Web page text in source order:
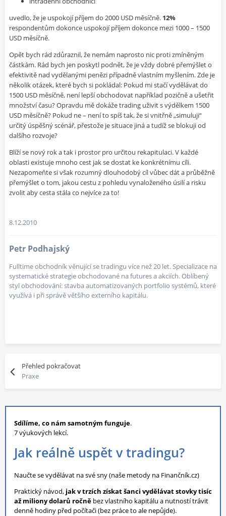
uvedlo, že je uspokojí příjem do 2000 USD měsíčně. 12%
respondentům dokonce uspokojí příjem dokonce mezi 1000 – 1500
USD měsíčně.
Opět bych rád zdůraznil, že nemám naprosto nic proti zmíněným
částkám. Rád bych jen poskytl podnět, že je vždy dobré přemýšlet o
efektivitě nad vydělanými penězi případně vlastním myšlením. Zde je
několik otázek, které bych si pokládal: Pokud mi stačí vydělávat do
1500 USD měsíčně, není lepší obchodovat například pozičně a ušetřit
množství času? Opravdu mě dokáže trading uživit s výdělkem 1500
USD měsíčně? Pokud ne – není to spíš tak, že si vnitřně „simuluji“
určitý úspěšný scénář, přestože je situace jiná a tudíž se blokuji od
dalšího rozvoje?
Blíží se nový rok a tak i prostor pro určitou rekapitulaci. V každé
oblasti existuje mnoho cest jak se dostat ke konkrétnímu cíli.
Nezapomeňte si však rozumný dlouhodobý cíl vůbec dát a průběžně
přemýšlet o tom, jakou cestu z pohledu vynaloženého úsilí a risku
zvolit aby cesta stála co nejvíce za to!
8.12.2010
Petr Podhajský
Fulltime obchodník věnující se tradingu více než 20 let. Specializace na
systematické strategie obchodované na futures a akciích. Oblíbený
styl obchodování: stavba automatizovaných portfolio systémů, které
využívá i při správě většího externího kapitálu.
Přehled pokračovat
Praxe
Sdílíme, co nám samotným funguje.
7 výukových lekcí.
Jak reálně uspět v tradingu?
Naučte se vydělávat na své sny (naše metody na Finančník.cz)
Praktický návod, jak v trzích získat šanci vydělávat stovky tisíc
až miliony dolarů ročně bez vlastního kapitálu a nutností trávit
denně hodiny před počítači (bez práce to ale nepůjde).